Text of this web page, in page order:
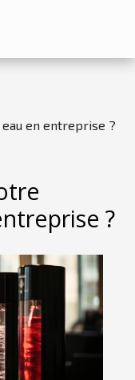
en entreprise ?
?